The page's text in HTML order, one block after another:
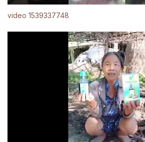
video 1539337748